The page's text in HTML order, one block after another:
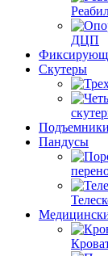
ДЦП
Скутеры
Пандусы